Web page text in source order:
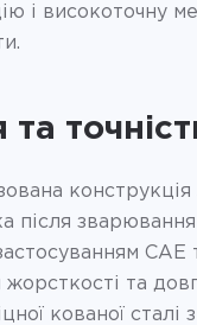
і високоточну
та
конструкція
після
та
кованої сталі